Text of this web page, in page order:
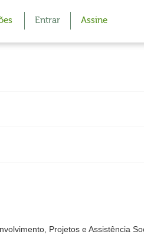
Entrar Assine
Projetos e Assistência